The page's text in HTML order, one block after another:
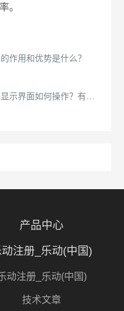
。
作用和优势是什么？
如何操作？有哪些功能？
产品中心
动注册_乐动(中国)
动注册_乐动(中国)
技术文章